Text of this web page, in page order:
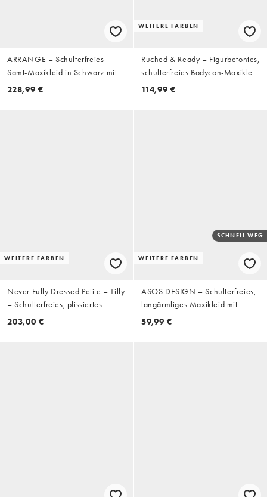
ARRANGE – Schulterfreies
Samt-Maxikleid in Schwarz mit
gerafftem Oberteil und geradem
228,99 €
WEITERE FARBEN
Ruched & Ready – Figurbetontes,
schulterfreies Bodycon-Maxikleid
in Schwarz mit Raffung und
114,99 €
WEITERE FARBEN
Never Fully Dressed Petite – Tilly
– Schulterfreies, plissiertes
Maxikleid mit Kaleidoskop-Print
203,00 €
WEITERE FARBEN
SCHNELL WEG
ASOS DESIGN – Schulterfreies,
langärmliges Maxikleid mit
drapiertem Ausschnitt und rosa
59,99 €